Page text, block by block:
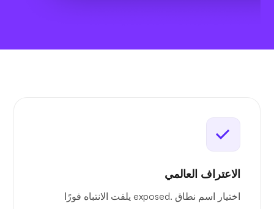
الاعتراف العالمي
اختيار اسم نطاق .exposed يلفت الانتباه فورًا